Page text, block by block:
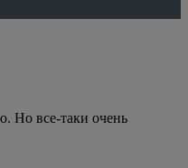
Но все-таки очень